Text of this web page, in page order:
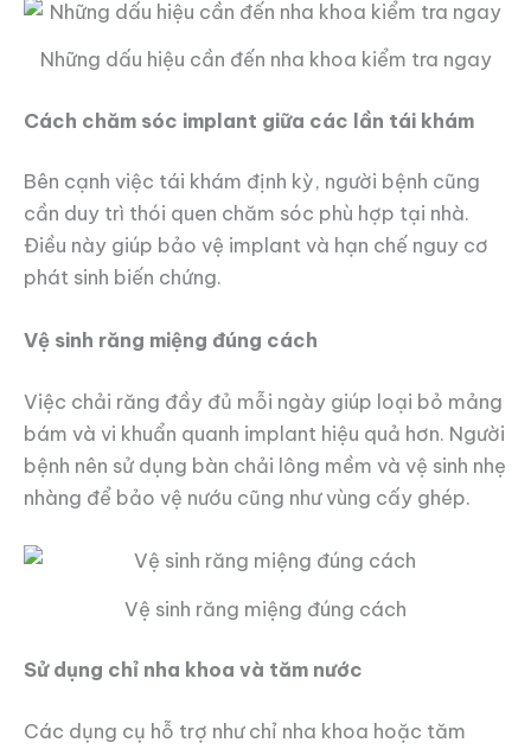
Những dấu hiệu cần đến nha khoa kiểm tra ngay
Cách chăm sóc implant giữa các lần tái khám
Bên cạnh việc tái khám định kỳ, người bệnh cũng
cần duy trì thói quen chăm sóc phù hợp tại nhà.
Điều này giúp bảo vệ implant và hạn chế nguy cơ
phát sinh biến chứng.
Vệ sinh răng miệng đúng cách
Việc chải răng đầy đủ mỗi ngày giúp loại bỏ mảng
bám và vi khuẩn quanh implant hiệu quả hơn. Người
bệnh nên sử dụng bàn chải lông mềm và vệ sinh nhẹ
nhàng để bảo vệ nướu cũng như vùng cấy ghép.
Vệ sinh răng miệng đúng cách
Sử dụng chỉ nha khoa và tăm nước
Các dụng cụ hỗ trợ như chỉ nha khoa hoặc tăm